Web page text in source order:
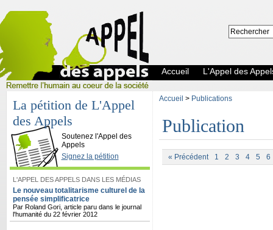
L'Appel des Appels
Accueil L'Appel des
La pétition de L'Appel
des Appels
Soutenez l'Appel des
Appels
Signez la pétition
L'APPEL DES APPELS DANS LES MÉDIAS
Le nouveau totalitarisme culturel de la
pensée simplificatrice
Par Roland Gori, article paru dans le journal
l'humanité du 22 février 2012
Accueil > Publications
Publication
« Précédent 1 2 3 4 5 6